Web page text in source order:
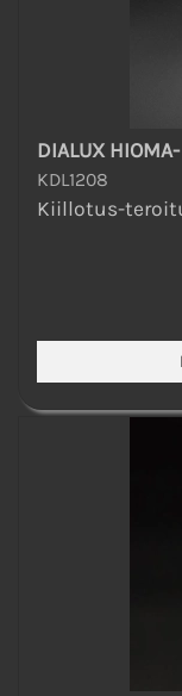
DIALUX
KDL1208
Kiillotus-